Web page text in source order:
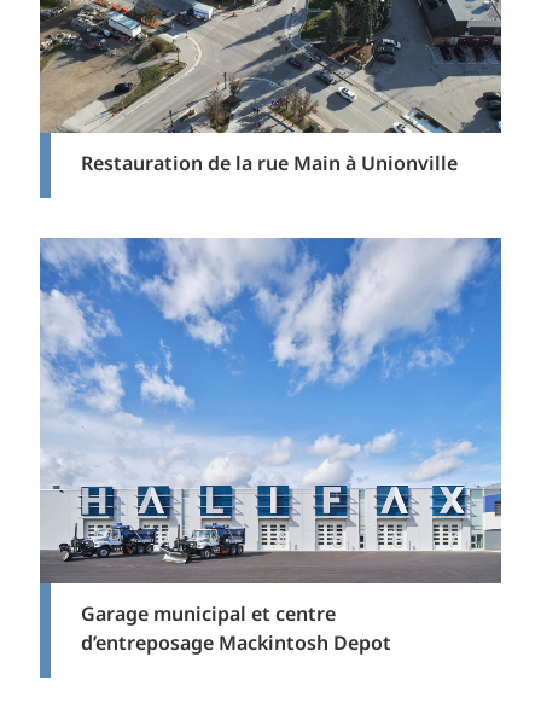
Restauration de la rue Main à Unionville
Garage municipal et centre
d’entreposage Mackintosh Depot